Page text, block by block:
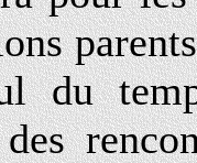
du